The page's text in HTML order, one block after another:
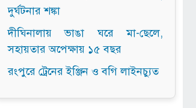
দুর্ঘটনার শঙ্কা
দীঘিনালায় ভাঙা ঘরে মা-ছেলে,
সহায়তার অপেক্ষায় ১৫ বছর
রংপুরে ট্রেনের ইঞ্জিন ও বগি লাইনচ্যুত